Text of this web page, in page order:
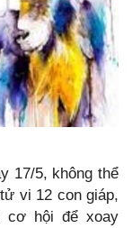
17/5, không thể
vi 12 con giáp,
cơ hội để xoay